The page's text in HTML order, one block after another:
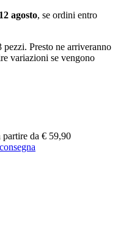
agosto, se ordini entro
Presto ne arriveranno
variazioni se vengono
partire da € 59,90